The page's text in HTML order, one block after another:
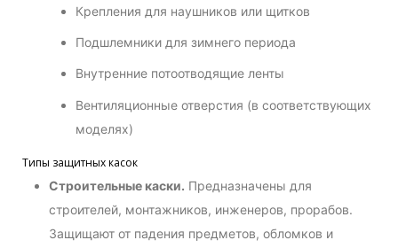
Крепления для наушников или щитков
Подшлемники для зимнего периода
Внутренние потоотводящие ленты
Вентиляционные отверстия (в соответствующих
моделях)
Типы защитных касок
Строительные каски. Предназначены для
строителей, монтажников, инженеров, прорабов.
Защищают от падения предметов, обломков и